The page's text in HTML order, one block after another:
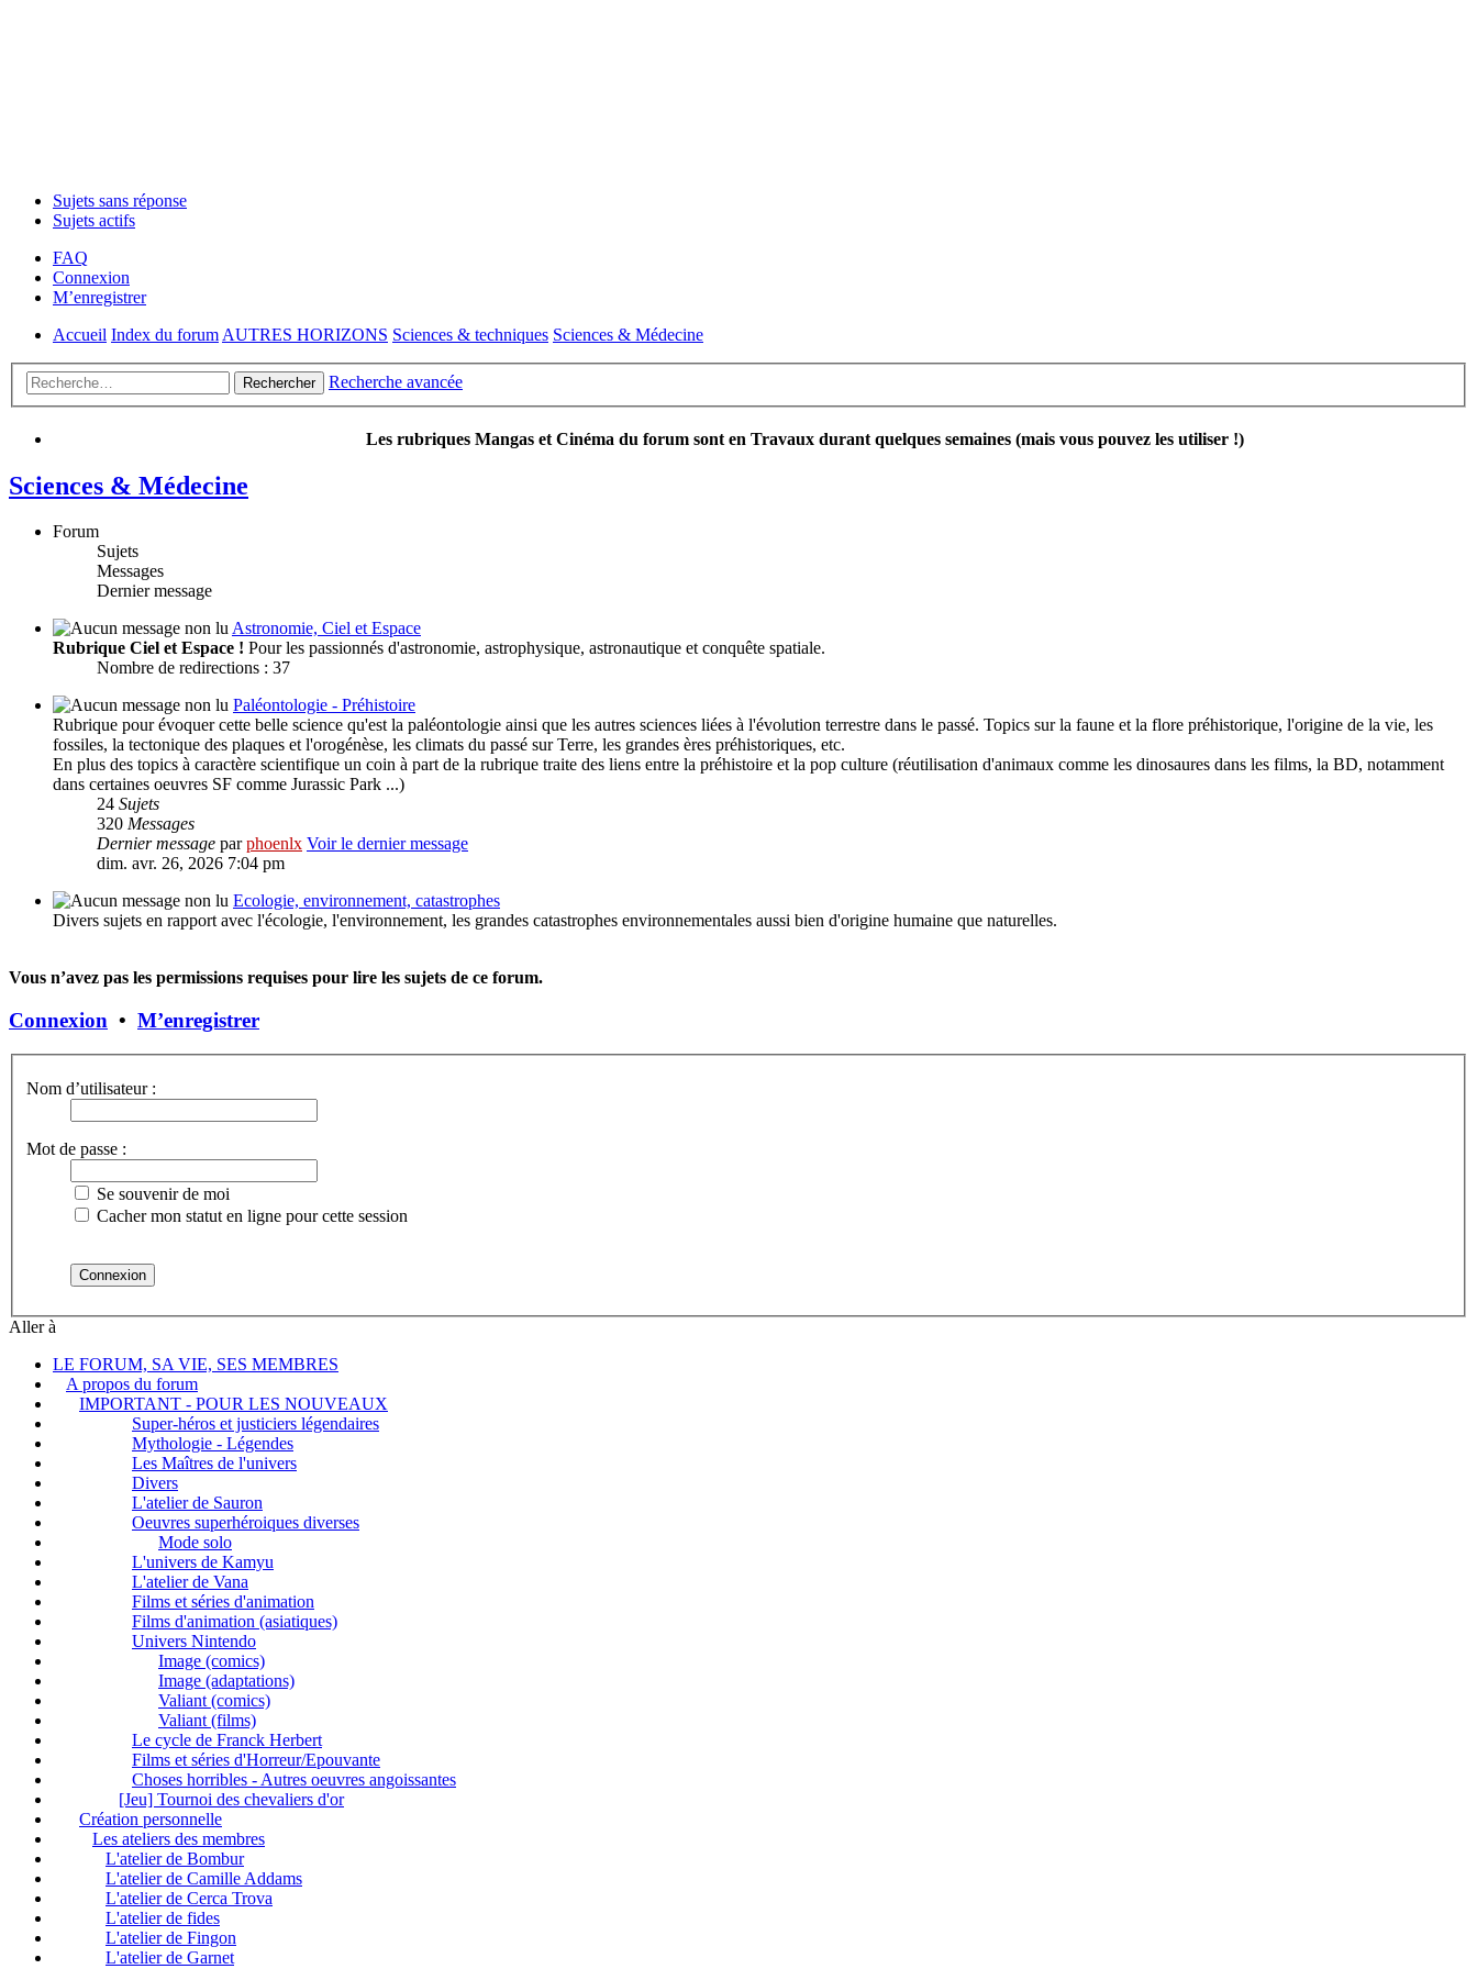
Sujets sans réponse
Sujets actifs
FAQ
Connexion
M’enregistrer
Accueil Index du forum AUTRES HORIZONS Sciences & techniques Sciences & Médecine
Rechercher Recherche avancée
Les rubriques Mangas et Cinéma du forum sont en Travaux durant quelques semaines (mais vous pouvez les utiliser !)
Sciences & Médecine
Forum
Sujets
Messages
Dernier message
Astronomie, Ciel et Espace
Rubrique Ciel et Espace ! Pour les passionnés d'astronomie, astrophysique, astronautique et conquête spatiale.
Nombre de redirections : 37
Paléontologie - Préhistoire
Rubrique pour évoquer cette belle science qu'est la paléontologie ainsi que les autres sciences liées à l'évolution terrestre dans le passé. Topics sur la faune et la flore préhistorique, l'origine de la vie, les
fossiles, la tectonique des plaques et l'orogénèse, les climats du passé sur Terre, les grandes ères préhistoriques, etc.
En plus des topics à caractère scientifique un coin à part de la rubrique traite des liens entre la préhistoire et la pop culture (réutilisation d'animaux comme les dinosaures dans les films, la BD, notamment
dans certaines oeuvres SF comme Jurassic Park ...)
24 Sujets
320 Messages
Dernier message parphoenlx Voir le dernier message
dim. avr. 26, 2026 7:04 pm
Ecologie, environnement, catastrophes
Divers sujets en rapport avec l'écologie, l'environnement, les grandes catastrophes environnementales aussi bien d'origine humaine que naturelles.
Vous n’avez pas les permissions requises pour lire les sujets de ce forum.
Connexion • M’enregistrer
Nom d’utilisateur :
Mot de passe :
Se souvenir de moi
Cacher mon statut en ligne pour cette session
Aller à
LE FORUM, SA VIE, SES MEMBRES
A propos du forum
IMPORTANT - POUR LES NOUVEAUX
Super-héros et justiciers légendaires
Mythologie - Légendes
Les Maîtres de l'univers
Divers
L'atelier de Sauron
Oeuvres superhéroiques diverses
Mode solo
L'univers de Kamyu
L'atelier de Vana
Films et séries d'animation
Films d'animation (asiatiques)
Univers Nintendo
Image (comics)
Image (adaptations)
Valiant (comics)
Valiant (films)
Le cycle de Franck Herbert
Films et séries d'Horreur/Epouvante
Choses horribles - Autres oeuvres angoissantes
[Jeu] Tournoi des chevaliers d'or
Création personnelle
Les ateliers des membres
L'atelier de Bombur
L'atelier de Camille Addams
L'atelier de Cerca Trova
L'atelier de fides
L'atelier de Fingon
L'atelier de Garnet